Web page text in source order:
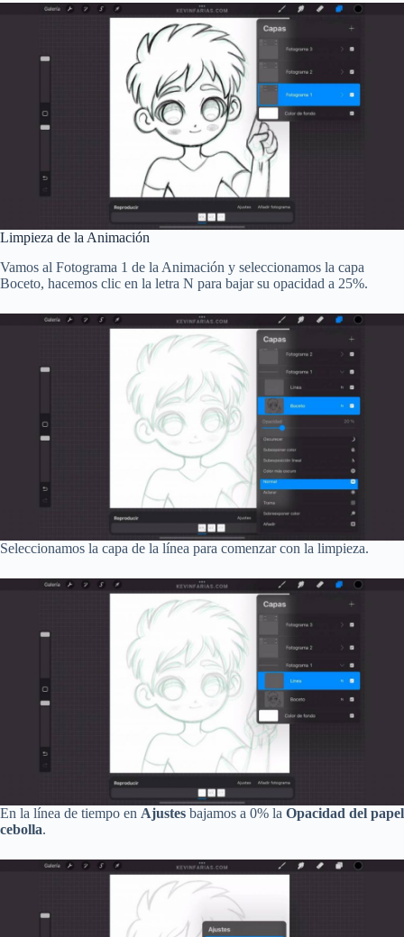
Limpieza de la Animación
Vamos al Fotograma 1 de la Animación y seleccionamos la capa
Boceto, hacemos clic en la letra N para bajar su opacidad a 25%.
Seleccionamos la capa de la línea para comenzar con la limpieza.
En la línea de tiempo en Ajustes bajamos a 0% la Opacidad del papel
cebolla.